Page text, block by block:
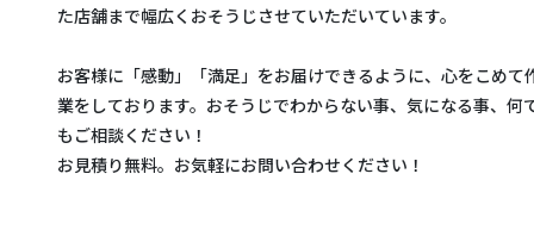
た店舗まで幅広くおそうじさせていただいています。
お客様に「感動」「満足」をお届けできるように、心をこめて
業をしております。おそうじでわからない事、気になる事、何
もご相談ください！
お見積り無料。お気軽にお問い合わせください！